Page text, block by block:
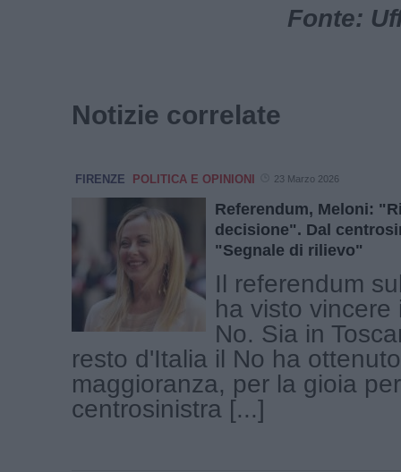
Fonte:
Notizie correlate
FIRENZE POLITICA E OPINIONI 23 Marzo 2026
Referendum, Meloni:
decisione". Dal
"Segnale di rilievo"
Il referendum
ha visto vincere
No. Sia in
resto d'Italia il No ha
maggioranza, per la gioia
centrosinistra [...]